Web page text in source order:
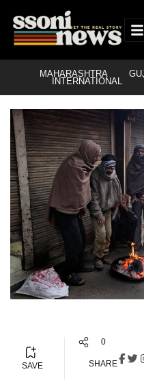
MAHARASHTRA
INTERNATIONAL
SAVE
0
SHARE